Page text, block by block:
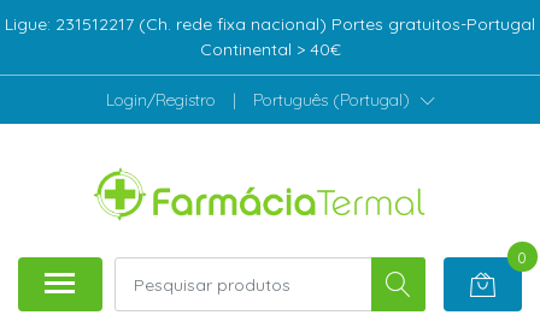
Ligue: 231512217 (Ch. rede fixa nacional) Portes gratuitos-Portugal
Continental > 40€
Login/Registro | Português (Portugal)
0